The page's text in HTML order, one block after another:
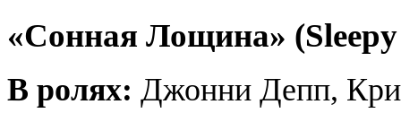
«Сонная Лощина»
В ролях: Джонни Депп,